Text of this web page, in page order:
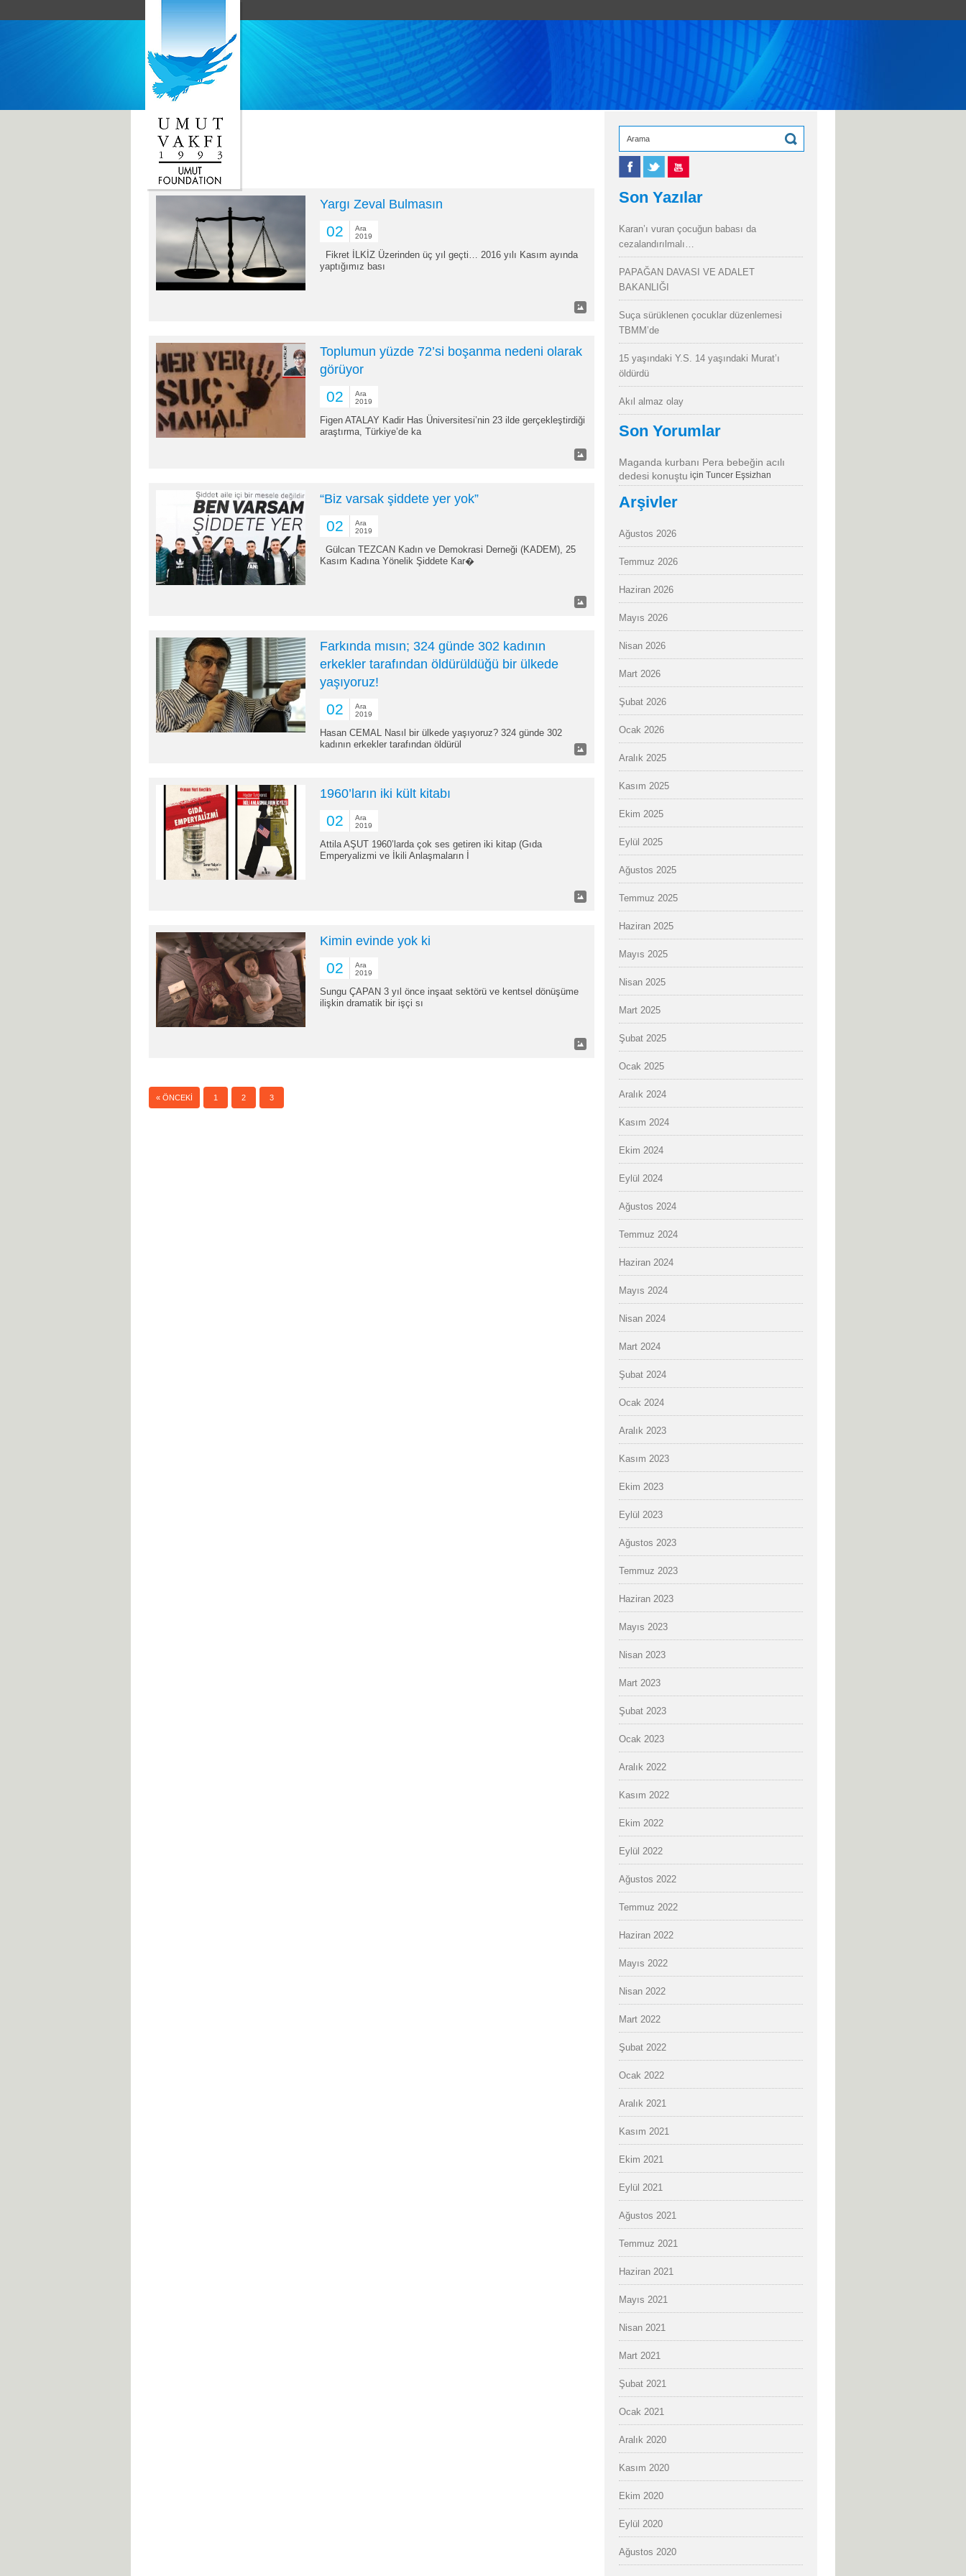
Yargı Zeval Bulmasın
02
Ara
2019
Fikret İLKİZ Üzerinden üç yıl geçti… 2016 yılı Kasım ayında
yaptığımız bası
Toplumun yüzde 72’si boşanma nedeni olarak
görüyor
02
Ara
2019
Figen ATALAY Kadir Has Üniversitesi’nin 23 ilde gerçekleştirdiği
araştırma, Türkiye’de ka
“Biz varsak şiddete yer yok”
02
Ara
2019
Gülcan TEZCAN Kadın ve Demokrasi Derneği (KADEM), 25
Kasım Kadına Yönelik Şiddete Kar�
Farkında mısın; 324 günde 302 kadının
erkekler tarafından öldürüldüğü bir ülkede
yaşıyoruz!
02
Ara
2019
Hasan CEMAL Nasıl bir ülkede yaşıyoruz? 324 günde 302
kadının erkekler tarafından öldürül
1960’ların iki kült kitabı
02
Ara
2019
Attila AŞUT 1960’larda çok ses getiren iki kitap (Gıda
Emperyalizmi ve İkili Anlaşmaların İ
Kimin evinde yok ki
02
Ara
2019
Sungu ÇAPAN 3 yıl önce inşaat sektörü ve kentsel dönüşüme
ilişkin dramatik bir işçi sı
« ÖNCEKI 1 2 3
Son Yazılar
Karan’ı vuran çocuğun babası da
cezalandırılmalı…
PAPAĞAN DAVASI VE ADALET
BAKANLIĞI
Suça sürüklenen çocuklar düzenlemesi
TBMM’de
15 yaşındaki Y.S. 14 yaşındaki Murat’ı
öldürdü
Akıl almaz olay
Son Yorumlar
Maganda kurbanı Pera bebeğin acılı
dedesi konuştu için Tuncer Eşsizhan
Arşivler
Ağustos 2026
Temmuz 2026
Haziran 2026
Mayıs 2026
Nisan 2026
Mart 2026
Şubat 2026
Ocak 2026
Aralık 2025
Kasım 2025
Ekim 2025
Eylül 2025
Ağustos 2025
Temmuz 2025
Haziran 2025
Mayıs 2025
Nisan 2025
Mart 2025
Şubat 2025
Ocak 2025
Aralık 2024
Kasım 2024
Ekim 2024
Eylül 2024
Ağustos 2024
Temmuz 2024
Haziran 2024
Mayıs 2024
Nisan 2024
Mart 2024
Şubat 2024
Ocak 2024
Aralık 2023
Kasım 2023
Ekim 2023
Eylül 2023
Ağustos 2023
Temmuz 2023
Haziran 2023
Mayıs 2023
Nisan 2023
Mart 2023
Şubat 2023
Ocak 2023
Aralık 2022
Kasım 2022
Ekim 2022
Eylül 2022
Ağustos 2022
Temmuz 2022
Haziran 2022
Mayıs 2022
Nisan 2022
Mart 2022
Şubat 2022
Ocak 2022
Aralık 2021
Kasım 2021
Ekim 2021
Eylül 2021
Ağustos 2021
Temmuz 2021
Haziran 2021
Mayıs 2021
Nisan 2021
Mart 2021
Şubat 2021
Ocak 2021
Aralık 2020
Kasım 2020
Ekim 2020
Eylül 2020
Ağustos 2020